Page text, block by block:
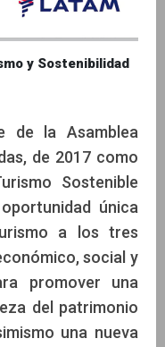
y Sostenibilidad
de la Asamblea
de 2017 como
Sostenible
única
a los tres
social y
promover una
del patrimonio
una nueva